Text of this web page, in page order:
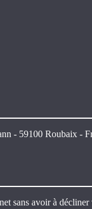
- 59100 Roubaix -
sans avoir à